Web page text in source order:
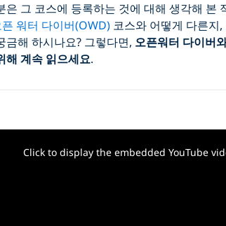
은 그 코스에 등록하는 것에 대해 생각해 본
픈 워터 다이버(OWD) 코스와 어떻게 다른지
해 하시나요? 그렇다면, 오픈워터 다이버
해 계속 읽으세요.
Click to display the embedded YouTube